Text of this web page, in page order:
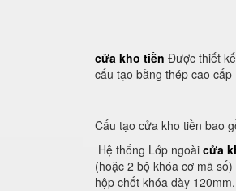
cửa kho tiền Được thiết
cấu tạo bằng thép cao cấp
Cấu tạo cửa kho tiền bao
Hệ thống Lớp ngoài cửa
(hoặc 2 bộ khóa cơ mã
hộp chốt khóa dày 120mm.